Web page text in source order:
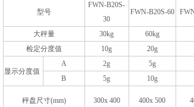
型号
FWN-B20S-
30
FWN-B20S-60
大秤量 30kg 60kg
检定分度值
10g 20g
显示分度值
A 2g 5g
B
5g 10g
秤盘尺寸(mm) 300x 400 400x 500